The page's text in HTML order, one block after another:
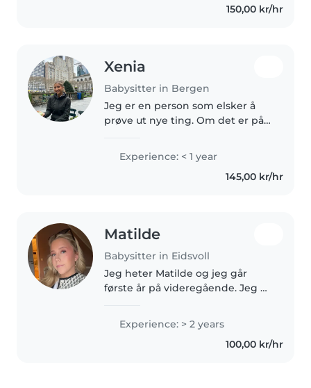
150,00 kr/hr
Xenia
Babysitter in Bergen
Jeg er en person som elsker å
prøve ut nye ting. Om det er på
venner eller en sport. Jeg er
ambisiøst på skolen og stiller
opp det det forventes av meg!..
Experience: < 1 year
145,00 kr/hr
Matilde
Babysitter in Eidsvoll
Jeg heter Matilde og jeg går
første år på videregående. Jeg er
har mye energi! Jeg har hatt
jobb som barnevakt før og
jobbet litt i barnehager. Jeg..
Experience: > 2 years
100,00 kr/hr